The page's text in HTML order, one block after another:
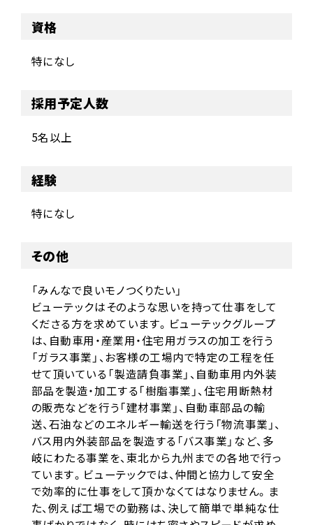
資格
特になし
採用予定人数
5名以上
経験
特になし
その他
「みんなで良いモノつくりたい」
ビューテックはそのような思いを持って仕事をして
くださる方を求めています。ビューテックグループ
は、自動車用・産業用・住宅用ガラスの加工を行う
「ガラス事業」、お客様の工場内で特定の工程を任
せて頂いている「製造請負事業」、自動車用内外装
部品を製造・加工する「樹脂事業」、住宅用断熱材
の販売などを行う「建材事業」、自動車部品の輸
送、石油などのエネルギー輸送を行う「物流事業」、
バス用内外装部品を製造する「バス事業」など、多
岐にわたる事業を、東北から九州までの各地で行っ
ています。ビューテックでは、仲間と協力して安全
で効率的に仕事をして頂かなくてはなりません。ま
た、例えば工場での勤務は、決して簡単で単純な仕